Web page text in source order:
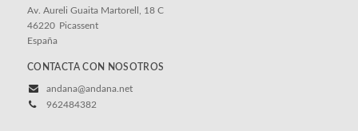
Av. Aureli Guaita Martorell, 18 C
46220 Picassent
España
CONTACTA CON NOSOTROS
andana@andana.net
962484382